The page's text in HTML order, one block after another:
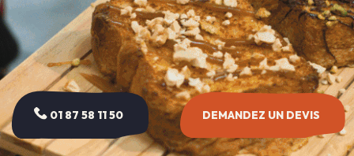
01 87 58 11 50 DEMANDEZ UN DEVIS